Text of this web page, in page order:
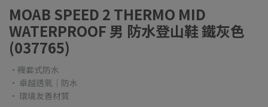
MOAB SPEED 2 THERMO MID
WATERPROOF 男 防水登山鞋 鐵灰色
(037765)
•襪套式防水
• 卓越透氣｜防水
• 環境友善材質